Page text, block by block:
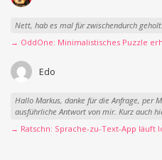
Nett, hab es mal für zwischendurch geholt.
→ OddOne: Minimalistisches Puzzle
Edo
Hallo Markus, danke für die Anfrage, per
ausführliche Antwort von mir. Kurz auch
→ Ratschn: Sprache-zu-Text-App läuft